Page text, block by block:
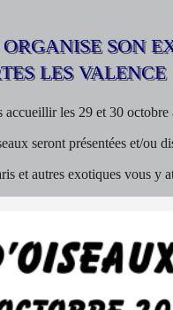
SON
LES VALENCE
accueillir les 29 et 30 octobre
seront présentées et/ou
et autres exotiques vous y